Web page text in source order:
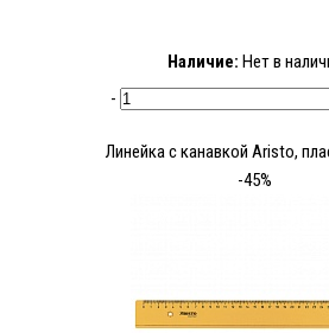
Наличие: Нет в
-
Линейка с канавкой Aristo,
-45%